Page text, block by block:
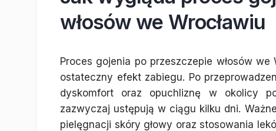
włosów we Wrocławiu
Proces gojenia po przeszczepie włosów
ostateczny efekt zabiegu. Po
dyskomfort oraz opuchliznę w okolicy
zazwyczaj ustępują w ciągu kilku dni.
pielęgnacji skóry głowy oraz stosowania